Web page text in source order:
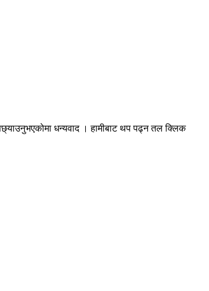
धन्यवाद । हामीबाट थप पढ्न तल क्लिक